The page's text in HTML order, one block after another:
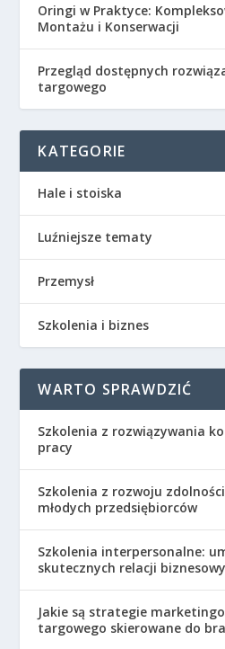
Oringi w Praktyce:
Montażu i Konserwacji
Przegląd dostępnych
targowego
KATEGORIE
Hale i stoiska
Luźniejsze tematy
Przemysł
Szkolenia i biznes
WARTO SPRAWDZIĆ
Szkolenia z rozwiązywania
pracy
Szkolenia z rozwoju
młodych przedsiębiorców
Szkolenia interpersonalne:
skutecznych relacji
Jakie są strategie
targowego skierowane do